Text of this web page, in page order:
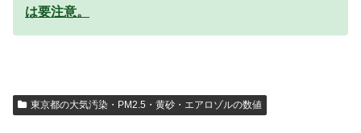
は要注意。
東京都の大気汚染・PM2.5・黄砂・エアロゾルの数値